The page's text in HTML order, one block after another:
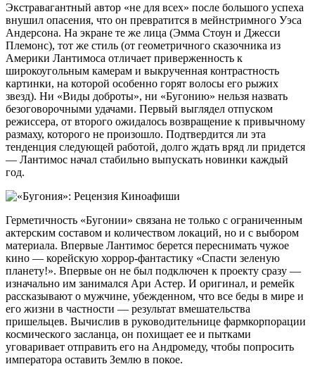
Экстравагантный автор «не для всех» после большого успеха
внушил опасения, что он превратится в мейнстримного Уэса
Андерсона. На экране те же лица (Эмма Стоун и Джесси
Племонс), тот же стиль (от геометричного сказочника из
Америки Лантимоса отличает приверженность к
широкоугольным камерам и выкрученная контрастность
картинки, на которой особенно горят волосы его рыжих
звезд). Ни «Виды доброты», ни «Бугонию» нельзя назвать
безоговорочными удачами. Первый выглядел отпуском
режиссера, от второго ожидалось возвращение к привычному
размаху, которого не произошло. Подтвердится ли эта
тенденция следующей работой, долго ждать вряд ли придется
— Лантимос начал стабильно выпускать новинки каждый
год.
Герметичность «Бугонии» связана не только с ограниченным
актерским составом и количеством локаций, но и с выбором
материала. Впервые Лантимос берется переснимать чужое
кино — корейскую хоррор-фантастику «Спасти зеленую
планету!». Впервые он не был подключен к проекту сразу —
изначально им занимался Ари Астер. И оригинал, и ремейк
рассказывают о мужчине, убежденном, что все беды в мире и
его жизни в частности — результат вмешательства
пришельцев. Вычислив в руководительнице фармкорпорации
космического засланца, он похищает ее и пытками
уговаривает отправить его на Андромеду, чтобы попросить
императора оставить Землю в покое.